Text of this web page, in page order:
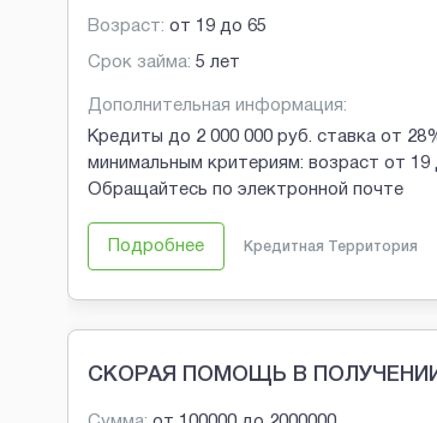
Возраст: от 19 до 65
Срок займа: 5 лет
Дополнительная информация:
Кредиты до 2 000 000 руб. ставка от
минимальным критериям: возраст от 19
Обращайтесь по электронной почте
Подробнее Кредитная Территория
СКОРАЯ ПОМОЩЬ В